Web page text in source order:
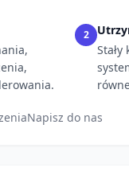
2
Napisz do nas